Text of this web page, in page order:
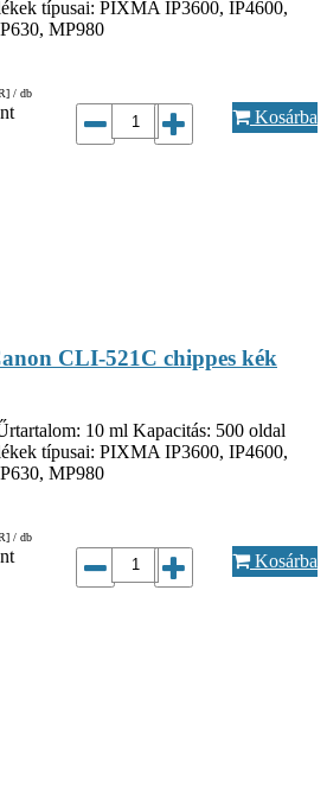
típusai: PIXMA IP3600, IP4600,
MP980
] / db
Kosárba
CLI-521C chippes kék
10 ml Kapacitás: 500 oldal
típusai: PIXMA IP3600, IP4600,
MP980
] / db
Kosárba